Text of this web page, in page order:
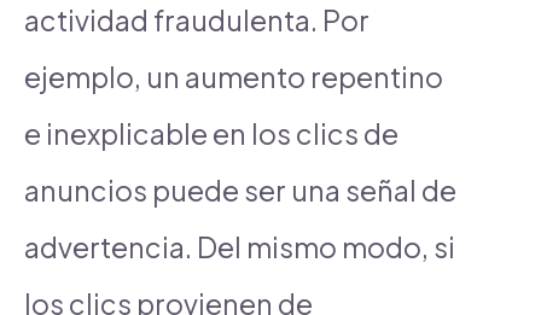
actividad fraudulenta. Por
ejemplo, un aumento repentino
e inexplicable en los clics de
anuncios puede ser una señal de
advertencia. Del mismo modo, si
los clics provienen de